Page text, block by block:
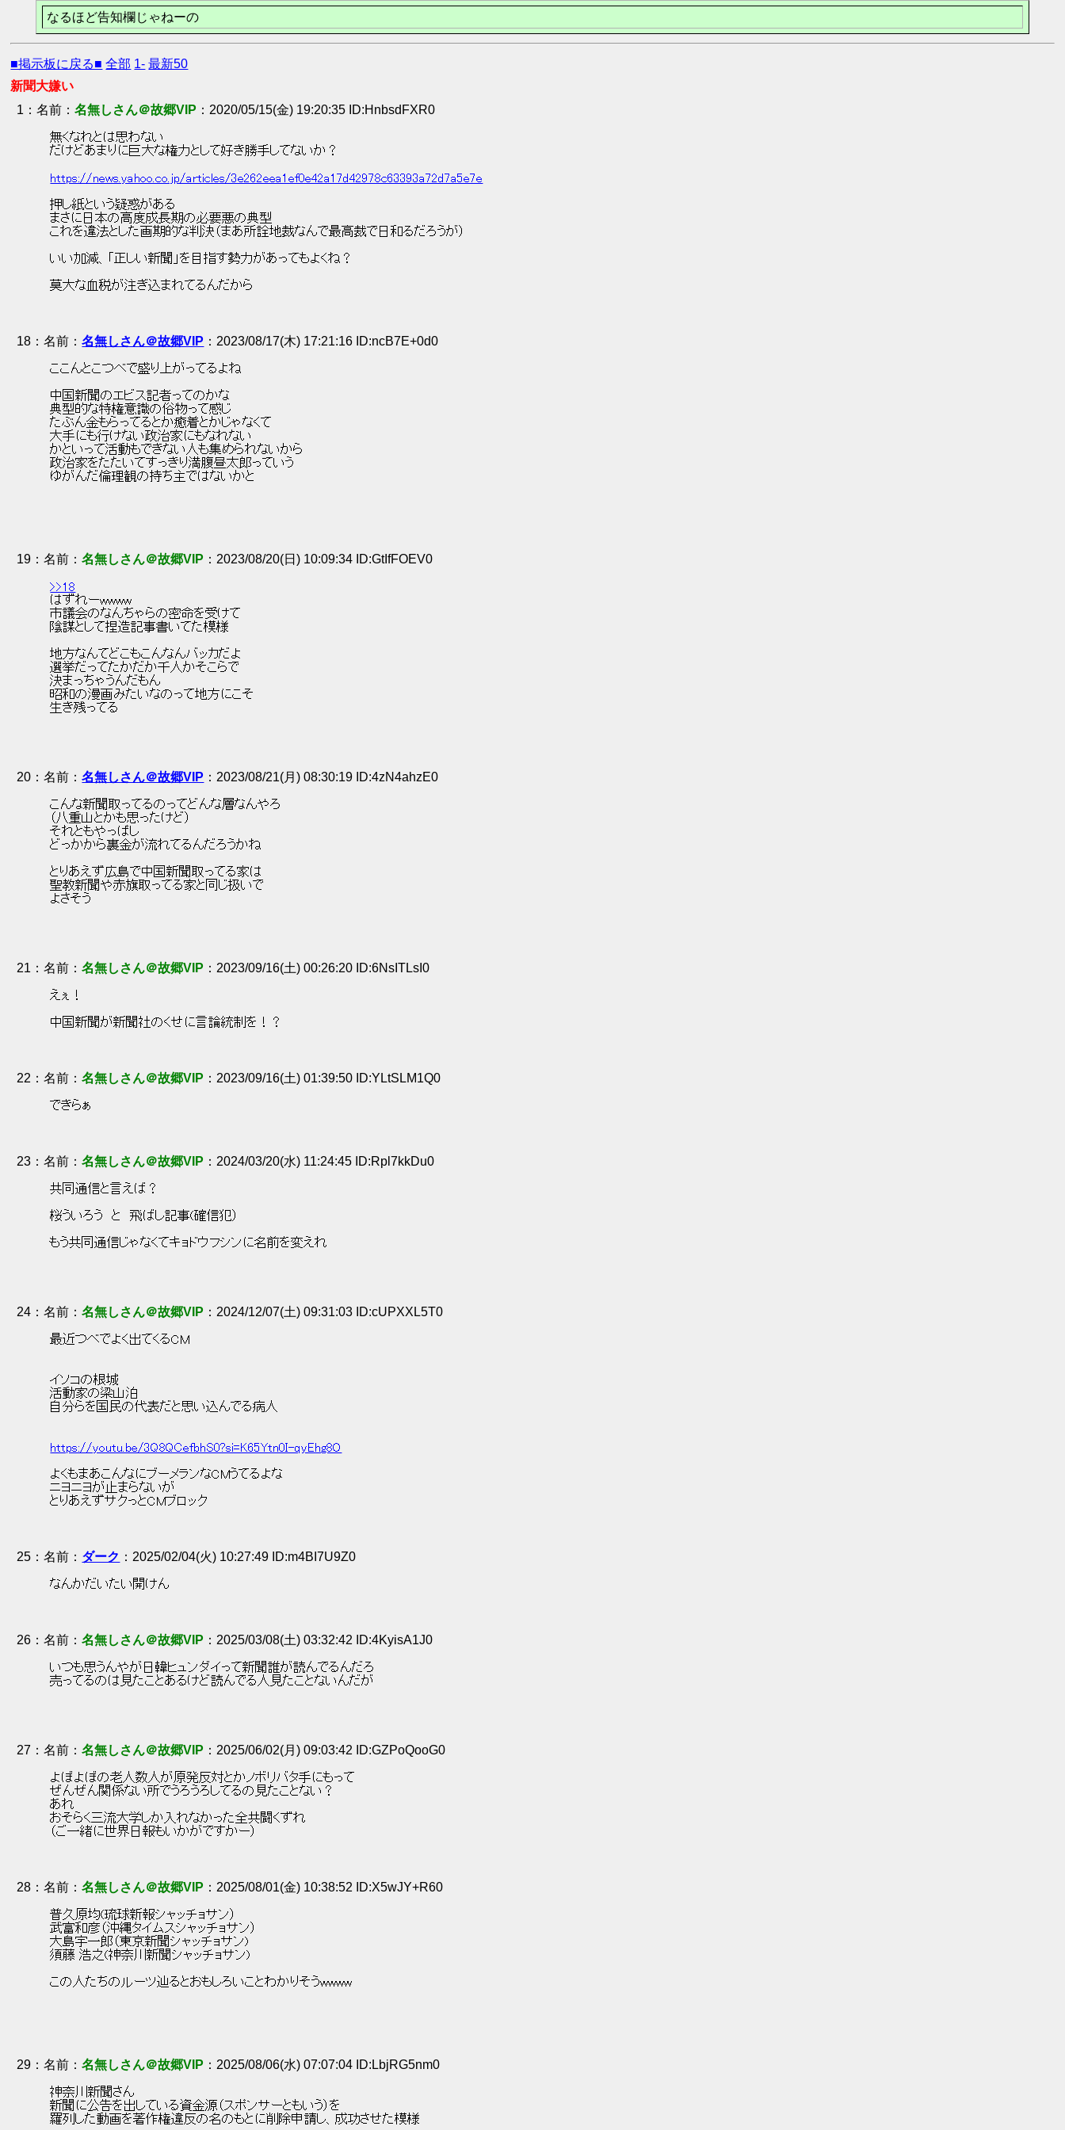
なるほど告知欄じゃねーの
■掲示板に戻る■ 全部 1- 最新50
新聞大嫌い
1 ： 名無しさん＠故郷VIP 2020/05/15(金) 19:20:35 ID:HnbsdFXR0
無くなれとは思わない
だけどあまりに巨大な権力として好き勝手してないか？
https://news.yahoo.co.jp/articles/3e262eea1ef0e42a17d42978c63393a72d7a5e7e
押し紙という疑惑がある
まさに日本の高度成長期の必要悪の典型
これを違法とした画期的な判決（まあ所詮地裁なんで最高裁で日和るだろうが）
いい加減、「正しい新聞」を目指す勢力があってもよくね？
莫大な血税が注ぎ込まれてるんだから
18 ： 名無しさん＠故郷VIP 2023/08/17(木) 17:21:16 ID:ncB7E+0d0
ここんとこつべで盛り上がってるよね
中国新聞のエビス記者ってのかな
典型的な特権意識の俗物って感じ
たぶん金もらってるとか癒着とかじゃなくて
大手にも行けない政治家にもなれない
かといって活動もできない人も集められないから
政治家をたたいてすっきり満腹昼太郎っていう
ゆがんだ倫理観の持ち主ではないかと
19 ： 名無しさん＠故郷VIP 2023/08/20(日) 10:09:34 ID:GtIfFOEV0
>>18
はずれーwwww
市議会のなんちゃらの密命を受けて
陰謀として捏造記事書いてた模様
地方なんてどこもこんなんバッカだよ
選挙だってたかだか千人かそこらで
決まっちゃうんだもん
昭和の漫画みたいなのって地方にこそ
生き残ってる
20 ： 名無しさん＠故郷VIP 2023/08/21(月) 08:30:19 ID:4zN4ahzE0
こんな新聞取ってるのってどんな層なんやろ
（八重山とかも思ったけど）
それともやっぱし
どっかから裏金が流れてるんだろうかね
とりあえず広島で中国新聞取ってる家は
聖教新聞や赤旗取ってる家と同じ扱いで
よさそう
21 ： 名無しさん＠故郷VIP 2023/09/16(土) 00:26:20 ID:6NsITLsI0
えぇ！
中国新聞が新聞社のくせに言論統制を！？
22 ： 名無しさん＠故郷VIP 2023/09/16(土) 01:39:50 ID:YLtSLM1Q0
できらぁ
23 ： 名無しさん＠故郷VIP 2024/03/20(水) 11:24:45 ID:Rpl7kkDu0
共同通信と言えば？
桜ういろう　と　飛ばし記事(確信犯）
もう共同通信じゃなくてキョドウフシンに名前を変えれ
24 ： 名無しさん＠故郷VIP 2024/12/07(土) 09:31:03 ID:cUPXXL5T0
最近つべでよく出てくるCM
イソコの根城
活動家の梁山泊
自分らを国民の代表だと思い込んでる病人
https://youtu.be/3Q8QCefbhS0?si=K65Ytn0I-qyEhg8O
よくもまあこんなにブーメランなCMうてるよな
ニヨニヨが止まらないが
とりあえずサクっとCMブロック
25 ： ダーク 2025/02/04(火) 10:27:49 ID:m4BI7U9Z0
なんかだいたい開けん
26 ： 名無しさん＠故郷VIP 2025/03/08(土) 03:32:42 ID:4KyisA1J0
いつも思うんやが日韓ヒュンダイって新聞誰が読んでるんだろ
売ってるのは見たことあるけど読んでる人見たことないんだが
27 ： 名無しさん＠故郷VIP 2025/06/02(月) 09:03:42 ID:GZPoQooG0
よぼよぼの老人数人が原発反対とかノボリバタ手にもって
ぜんぜん関係ない所でうろうろしてるの見たことない？
あれ
おそらく三流大学しか入れなかった全共闘くずれ
（ご一緒に世界日報もいかがですかー）
28 ： 名無しさん＠故郷VIP 2025/08/01(金) 10:38:52 ID:X5wJY+R60
普久原均(琉球新報シャッチョサン）
武富和彦（沖縄タイムスシャッチョサン）
大島宇一郎（東京新聞シャッチョサン)
須藤 浩之(神奈川新聞シャッチョサン)
この人たちのルーツ辿るとおもしろいことわかりそうwwww
29 ： 名無しさん＠故郷VIP 2025/08/06(水) 07:07:04 ID:LbjRG5nm0
神奈川新聞さん
新聞に公告を出している資金源（スポンサーともいう）を
羅列した動画を著作権違反の名のもとに削除申請し、成功させた模様